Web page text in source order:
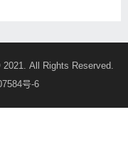
All Rights Reserved.
号-6